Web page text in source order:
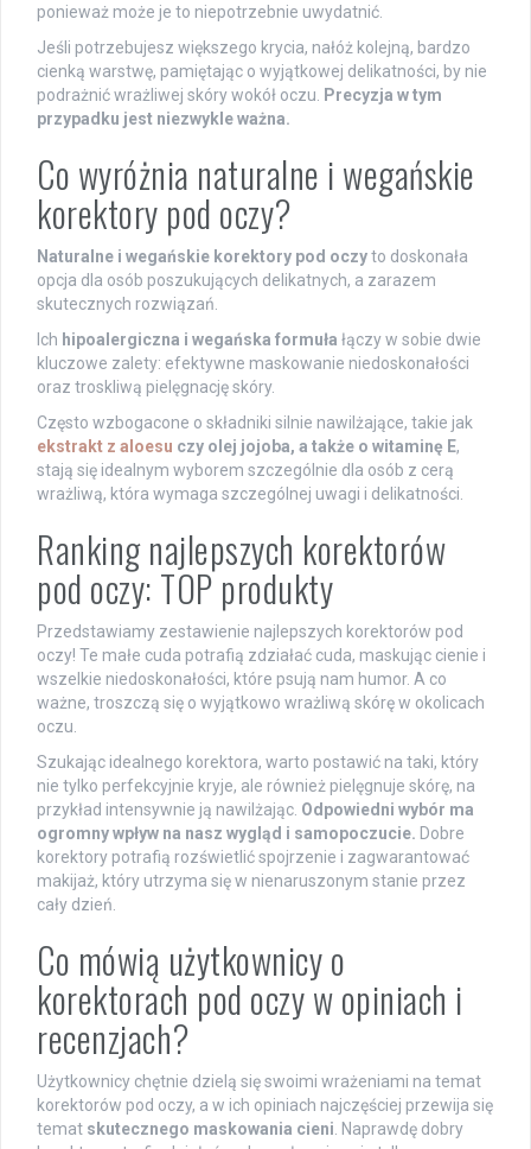
ponieważ może je to niepotrzebnie uwydatnić.
Jeśli potrzebujesz większego krycia, nałóż kolejną, bardzo
cienką warstwę, pamiętając o wyjątkowej delikatności, by nie
podrażnić wrażliwej skóry wokół oczu.
Precyzja w tym
przypadku jest niezwykle ważna.
Co wyróżnia naturalne i wegańskie
korektory pod oczy?
Naturalne i wegańskie korektory pod oczyto doskonała
opcja dla osób poszukujących delikatnych, a zarazem
skutecznych rozwiązań.
Ich hipoalergiczna i wegańska formuła łączy w sobie dwie
kluczowe zalety: efektywne maskowanie niedoskonałości
oraz troskliwą pielęgnację skóry.
Często wzbogacone o składniki silnie nawilżające, takie jak
ekstrakt z aloesu czy olej jojoba, a także o witaminę E,
stają się idealnym wyborem szczególnie dla osób z cerą
wrażliwą, która wymaga szczególnej uwagi i delikatności.
Ranking najlepszych korektorów
pod oczy: TOP produkty
Przedstawiamy zestawienie najlepszych korektorów pod
oczy! Te małe cuda potrafią zdziałać cuda, maskując cienie i
wszelkie niedoskonałości, które psują nam humor. A co
ważne, troszczą się o wyjątkowo wrażliwą skórę w okolicach
oczu.
Szukając idealnego korektora, warto postawić na taki, który
nie tylko perfekcyjnie kryje, ale również pielęgnuje skórę, na
przykład intensywnie ją nawilżając. Odpowiedni wybór ma
ogromny wpływ na nasz wygląd i samopoczucie. Dobre
korektory potrafią rozświetlić spojrzenie i zagwarantować
makijaż, który utrzyma się w nienaruszonym stanie przez
cały dzień.
Co mówią użytkownicy o
korektorach pod oczy w opiniach i
recenzjach?
Użytkownicy chętnie dzielą się swoimi wrażeniami na temat
korektorów pod oczy, a w ich opiniach najczęściej przewija się
temat skutecznego maskowania cieni . Naprawdę dobry